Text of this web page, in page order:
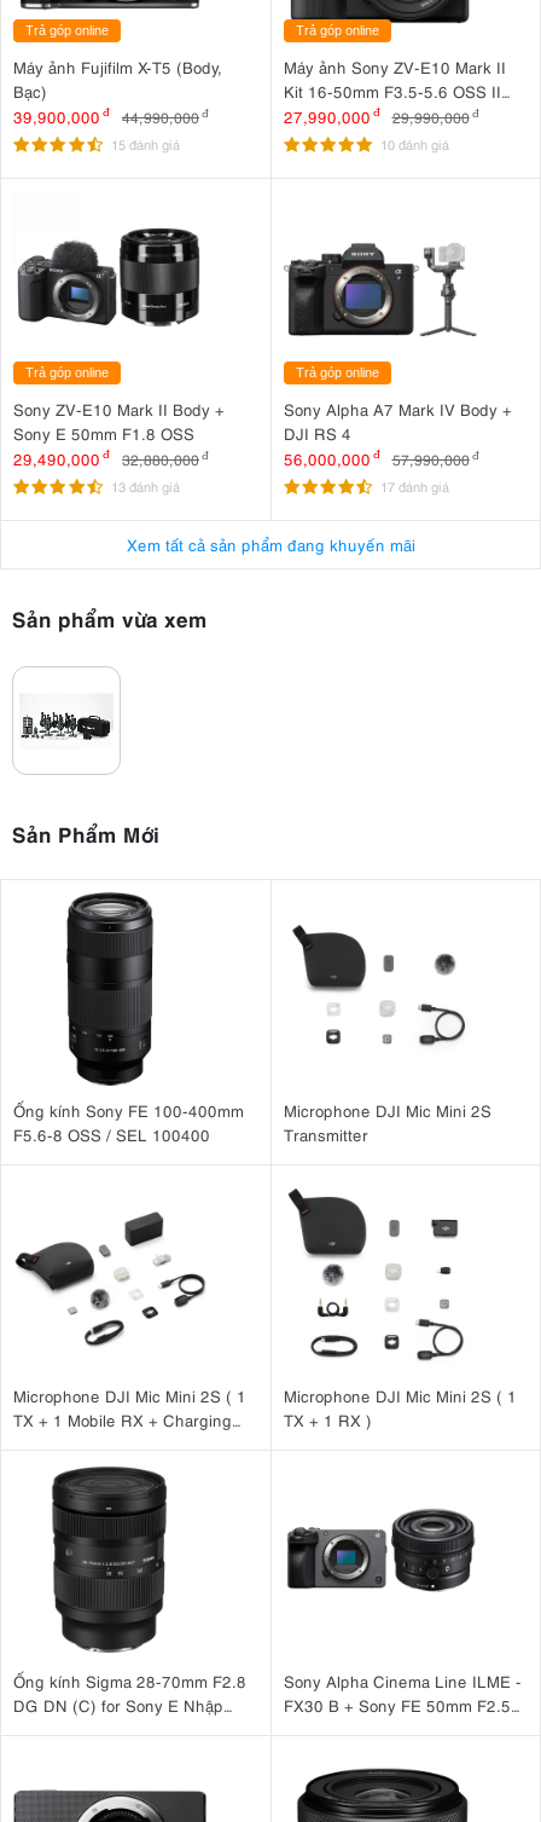
Trả góp online
Máy ảnh Fujifilm X-T5 (Body,
Bạc)
39,900,000 đ 44,990,000đ
15 đánh giá
Trả góp online
Máy ảnh Sony ZV-E10 Mark II
Kit 16-50mm F3.5-5.6 OSS II
Đen
27,990,000 đ 29,990,000 đ
10 đánh giá
Trả góp online
Sony ZV-E10 Mark II Body +
Sony E 50mm F1.8 OSS
29,490,000 đ 32,880,000đ
13 đánh giá
Trả góp online
Sony Alpha A7 Mark IV Body +
DJI RS 4
56,000,000 đ 57,990,000 đ
17 đánh giá
Xem tất cả sản phẩm đang khuyến mãi
Sản phẩm vừa xem
Sản Phẩm Mới
Ống kính Sony FE 100-400mm
F5.6-8 OSS / SEL 100400
Microphone DJI Mic Mini 2S
Transmitter
Microphone DJI Mic Mini 2S ( 1
TX + 1 Mobile RX + Charging
Microphone DJI Mic Mini 2S ( 1
TX + 1 RX )
Ống kính Sigma 28-70mm F2.8
DG DN (C) for Sony E Nhập
Sony Alpha Cinema Line ILME -
FX30 B + Sony FE 50mm F2.5